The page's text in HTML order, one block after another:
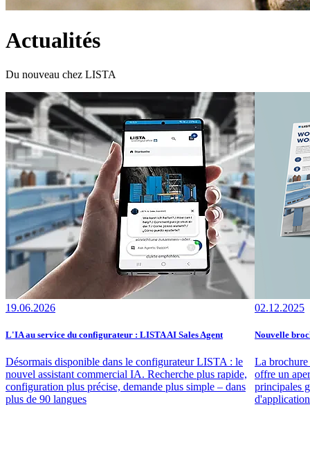
Actualités
Du nouveau chez LISTA
19.06.2026
L'IA au service du configurateur : LISTA AI Sales Agent
Désormais disponible dans le configurateur LISTA : le
nouvel assistant commercial IA. Recherche plus rapide,
configuration plus précise, demande plus simple – dans
plus de 90 langues
02.12.2025
Nouvelle
La
offre un
principales